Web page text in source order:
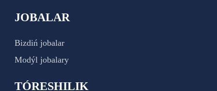
JOBALAR
Bizdiń jobalar
Modýl jobalary
TÓRESHILIK